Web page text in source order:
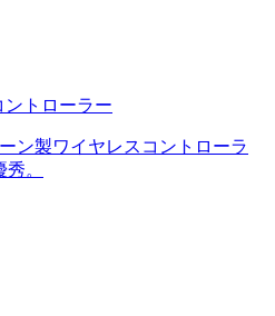
ントローラー
ン製ワイヤレスコントローラ
。